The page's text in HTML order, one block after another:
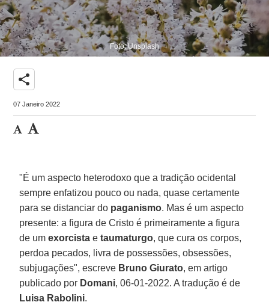
Foto: Unsplash
share
07 Janeiro 2022
"É um aspecto heterodoxo que a tradição ocidental
sempre enfatizou pouco ou nada, quase certamente
para se distanciar do paganismo. Mas é um aspecto
presente: a figura de Cristo é primeiramente a figura
de umexorcista etaumaturgo, que cura os corpos,
perdoa pecados, livra de possessões, obsessões,
subjugações", escreve Bruno Giurato, em artigo
publicado por Domani, 06-01-2022. A tradução é de
Luisa Rabolini.